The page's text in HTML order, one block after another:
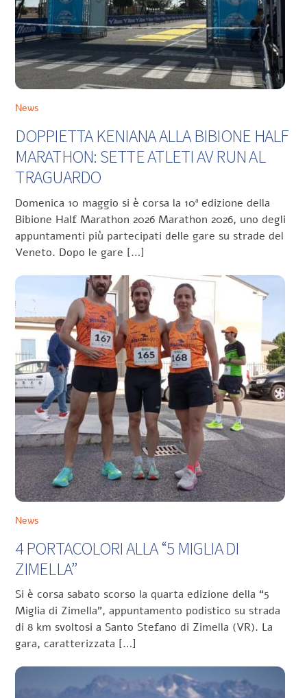
News
DOPPIETTA KENIANA ALLA BIBIONE HALF
MARATHON: SETTE ATLETI AV RUN AL
TRAGUARDO
Domenica 10 maggio si è corsa la 10ª edizione della
Bibione Half Marathon 2026 Marathon 2026, uno degli
appuntamenti più partecipati delle gare su strade del
Veneto. Dopo le gare […]
News
4 PORTACOLORI ALLA “5 MIGLIA DI
ZIMELLA”
Si è corsa sabato scorso la quarta edizione della “5
Miglia di Zimella”, appuntamento podistico su strada
di 8 km svoltosi a Santo Stefano di Zimella (VR). La
gara, caratterizzata […]